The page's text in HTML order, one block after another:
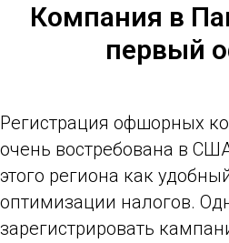
Компания в
первый
Регистрация офшорных
очень востребована в
этого региона как
оптимизации налогов.
зарегистрировать